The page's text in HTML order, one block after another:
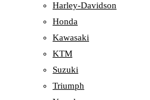
Harley-Davidson
Honda
Kawasaki
KTM
Suzuki
Triumph